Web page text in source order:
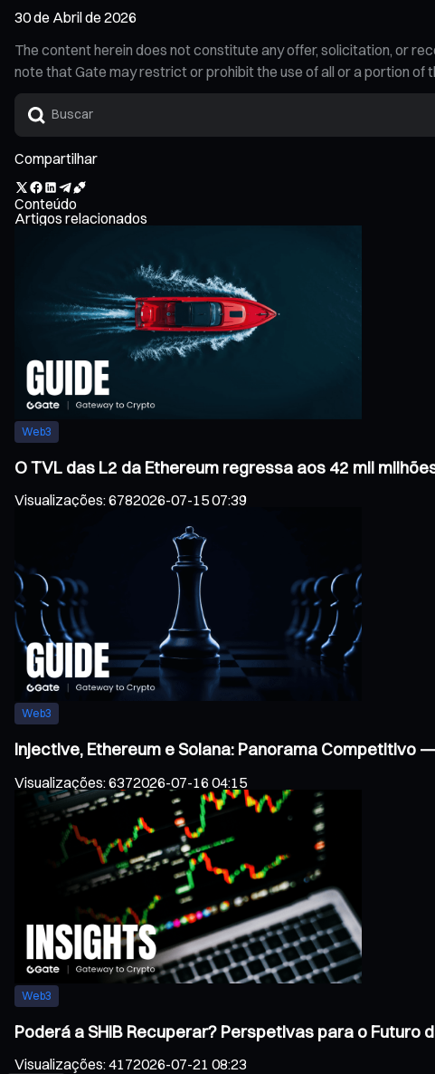
30 de Abril de 2026
The content herein does not constitute any offer, solicitation, or
note that Gate may restrict or prohibit the use of all or a portion
Compartilhar
Conteúdo
Artigos relacionados
Web3
O TVL das L2 da Ethereum regressa aos 42 mil
Visualizações:6782026-07-15 07:39
Web3
Injective, Ethereum e Solana: Panorama Competitivo
Visualizações:6372026-07-16 04:15
Web3
Poderá a SHIB Recuperar? Perspetivas para o Futuro
Visualizações:4172026-07-21 08:23